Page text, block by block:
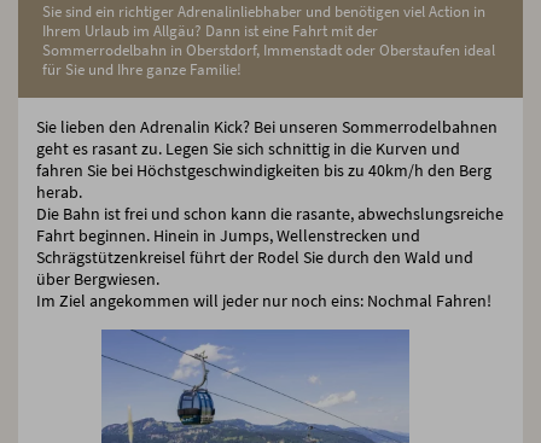
Sie sind ein richtiger Adrenalinliebhaber und benötigen viel Action in
Ihrem Urlaub im Allgäu? Dann ist eine Fahrt mit der
Sommerrodelbahn in Oberstdorf, Immenstadt oder Oberstaufen ideal
für Sie und Ihre ganze Familie!
Sie lieben den Adrenalin Kick? Bei unseren Sommerrodelbahnen
geht es rasant zu. Legen Sie sich schnittig in die Kurven und
fahren Sie bei Höchstgeschwindigkeiten bis zu 40km/h den Berg
herab.
Die Bahn ist frei und schon kann die rasante, abwechslungsreiche
Fahrt beginnen. Hinein in Jumps, Wellenstrecken und
Schrägstützenkreisel führt der Rodel Sie durch den Wald und
über Bergwiesen.
Im Ziel angekommen will jeder nur noch eins: Nochmal Fahren!